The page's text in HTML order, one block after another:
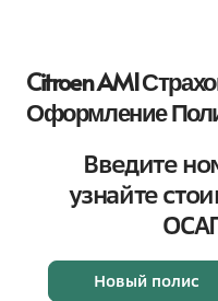
Citroen AMI
Оформление